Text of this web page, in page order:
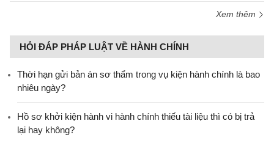
Xem thêm
HỎI ĐÁP PHÁP LUẬT VỀ HÀNH CHÍNH
Thời hạn gửi bản án sơ thẩm trong vụ kiện hành chính là bao
nhiêu ngày?
Hồ sơ khởi kiện hành vi hành chính thiếu tài liệu thì có bị trả
lại hay không?